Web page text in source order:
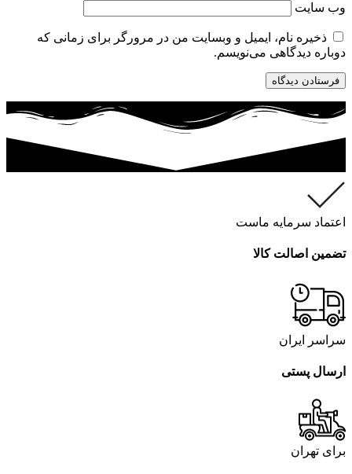
وب‌ سایت
ذخیره نام، ایمیل و وبسایت من در مرورگر برای زمانی که
دوباره دیدگاهی می‌نویسم.
اعتماد سرمایه ماست
تضمین اصالت کالا
سراسر ایران
ارسال پستی
برای تهران